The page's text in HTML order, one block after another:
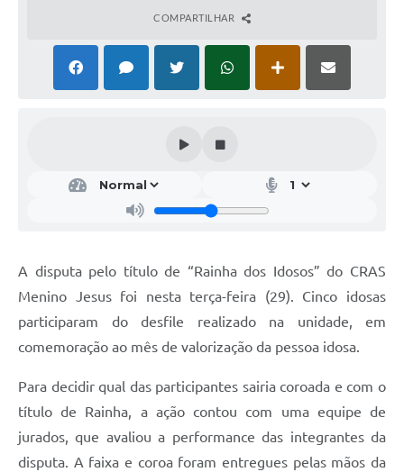
COMPARTILHAR
A disputa pelo título de “Rainha dos Idosos” do CRAS
Menino Jesus foi nesta terça-feira (29). Cinco idosas
participaram do desfile realizado na unidade, em
comemoração ao mês de valorização da pessoa idosa.
Para decidir qual das participantes sairia coroada e com o
título de Rainha, a ação contou com uma equipe de
jurados, que avaliou a performance das integrantes da
disputa. A faixa e coroa foram entregues pelas mãos da